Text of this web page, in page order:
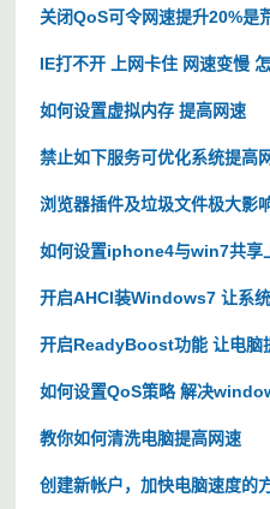
关闭QoS可令网速提升20%是
IE打不开 上网卡住 网速变慢
如何设置虚拟内存 提高网速
禁止如下服务可优化系统提高
浏览器插件及垃圾文件极大影
如何设置iphone4与win7共享
开启AHCI装Windows7 让系
开启ReadyBoost功能 让电脑
如何设置QoS策略 解决
教你如何清洗电脑提高网速
创建新帐户，加快电脑速度的